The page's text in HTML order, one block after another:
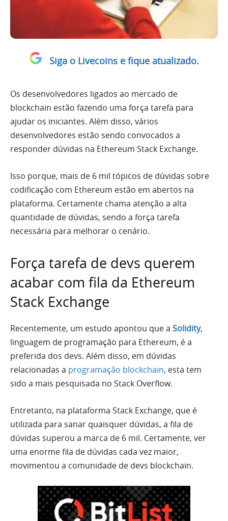
Siga o Livecoins e fique atualizado.
Os desenvolvedores ligados ao mercado de
blockchain estão fazendo uma força tarefa para
ajudar os iniciantes. Além disso, vários
desenvolvedores estão sendo convocados a
responder dúvidas na Ethereum Stack Exchange.
Isso porque, mais de 6 mil tópicos de dúvidas sobre
codificação com Ethereum estão em abertos na
plataforma. Certamente chama atenção a alta
quantidade de dúvidas, sendo a força tarefa
necessária para melhorar o cenário.
Força tarefa de devs querem
acabar com fila da Ethereum
Stack Exchange
Recentemente, um estudo apontou que a Solidity,
linguagem de programação para Ethereum, é a
preferida dos devs. Além disso, em dúvidas
relacionadas a programação blockchain, esta tem
sido a mais pesquisada no Stack Overflow.
Entretanto, na plataforma Stack Exchange, que é
utilizada para sanar quaisquer dúvidas, a fila de
dúvidas superou a marca de 6 mil. Certamente, ver
uma enorme fila de dúvidas cada vez maior,
movimentou a comunidade de devs blockchain.